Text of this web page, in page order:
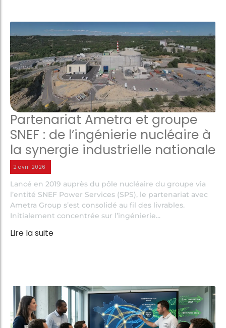
Partenariat Ametra et groupe
SNEF : de l’ingénierie nucléaire à
la synergie industrielle nationale
2 avril 2026
Lancé en 2019 auprès du pôle nucléaire du groupe via
l’entité SNEF Power Services (SPS), le partenariat avec
Ametra Group s’est consolidé au fil des livrables.
Initialement concentrée sur l’ingénierie...
Lire la suite